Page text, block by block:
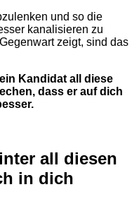
und so die
kanalisieren zu
zeigt, sind das
Kandidat all diese
dass er auf dich
all diesen
in dich